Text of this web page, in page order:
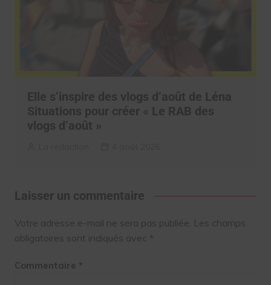
Elle s’inspire des vlogs d’août de Léna
Situations pour créer « Le RAB des
vlogs d’août »
Laisser un commentaire
Votre adresse e-mail ne sera pas publiée. Les champs
obligatoires sont indiqués avec *
Commentaire *